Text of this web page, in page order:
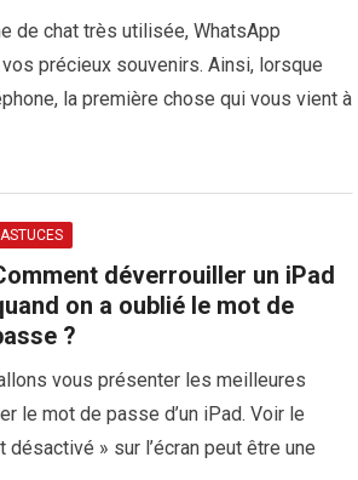
de chat très utilisée, WhatsApp
précieux souvenirs. Ainsi, lorsque
la première chose qui vous vient à
ASTUCES
déverrouiller un iPad
on a oublié le mot de
?
vous présenter les meilleures
le mot de passe d’un iPad. Voir le
désactivé » sur l’écran peut être une